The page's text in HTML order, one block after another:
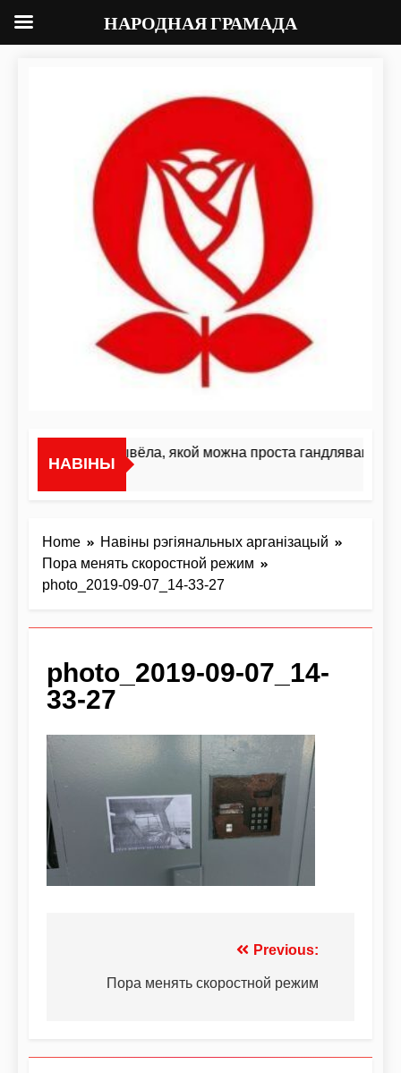
НАВІНЫ
«Я не жывёла, якой можна проста гандляваць»У
Home
Навіны рэгіянальных арганізацый
Пора менять скоростной режим
photo_2019-09-07_14-33-27
photo_2019-09-07_14-
33-27
Previous:
Пора менять скоростной режим
НАРОДНАЯ ГРАМАДА